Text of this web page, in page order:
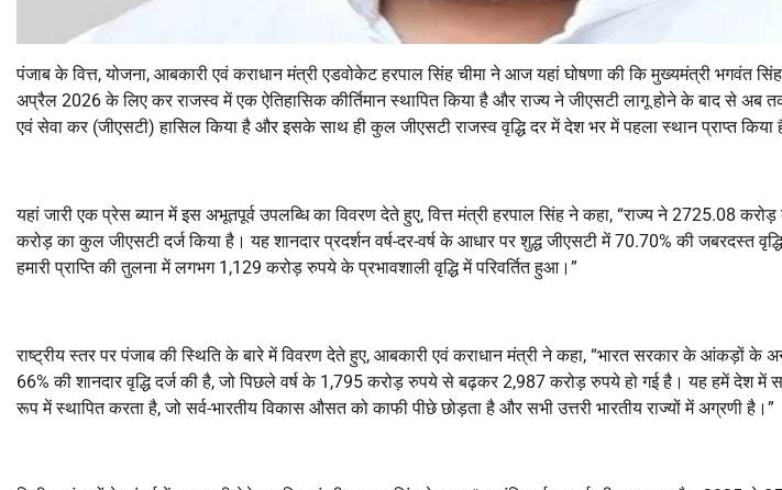
पंजाब के वित्त, योजना, आबकारी एवं कराधान मंत्री एडवोकेट हरपाल सिंह चीमा ने आज यहां घोषणा की कि मुख्यमंत्री भगवंत
अप्रैल 2026 के लिए कर राजस्व में एक ऐतिहासिक कीर्तिमान स्थापित किया है और राज्य ने जीएसटी लागू होने के बाद से
एवं सेवा कर (जीएसटी) हासिल किया है और इसके साथ ही कुल जीएसटी राजस्व वृद्धि दर में देश भर में पहला स्थान प्राप्त किया
यहां जारी एक प्रेस ब्यान में इस अभूतपूर्व उपलब्धि का विवरण देते हुए, वित्त मंत्री हरपाल सिंह ने कहा, “राज्य ने 2725.08
करोड़ का कुल जीएसटी दर्ज किया है। यह शानदार प्रदर्शन वर्ष-दर-वर्ष के आधार पर शुद्ध जीएसटी में 70.70% की जबरदस्त
हमारी प्राप्ति की तुलना में लगभग 1,129 करोड़ रुपये के प्रभावशाली वृद्धि में परिवर्तित हुआ।”
राष्ट्रीय स्तर पर पंजाब की स्थिति के बारे में विवरण देते हुए, आबकारी एवं कराधान मंत्री ने कहा, “भारत सरकार के आंकड़ों के
66% की शानदार वृद्धि दर्ज की है, जो पिछले वर्ष के 1,795 करोड़ रुपये से बढ़कर 2,987 करोड़ रुपये हो गई है। यह हमें देश
रूप में स्थापित करता है, जो सर्व-भारतीय विकास औसत को काफी पीछे छोड़ता है और सभी उत्तरी भारतीय राज्यों में अग्रणी है।”